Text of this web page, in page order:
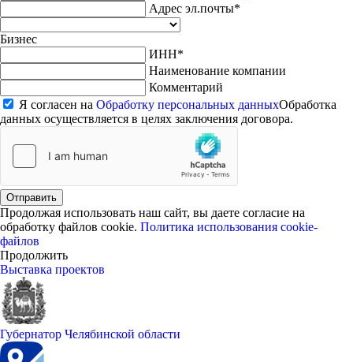
Адрес эл.почты*
Бизнес
ИНН*
Наименование компании
Комментарий
Я согласен на Обработку персональных данныхОбработка
данных осуществляется в целях заключения договора.
Отправить
Продолжая использовать наш сайт, вы даете согласие на
обработку файлов cookie. Политика использования cookie-
файлов
Продолжить
Выставка проектов
Губернатор Челябинской области